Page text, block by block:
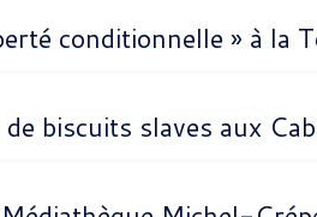
conditionnelle » à la
biscuits slaves aux